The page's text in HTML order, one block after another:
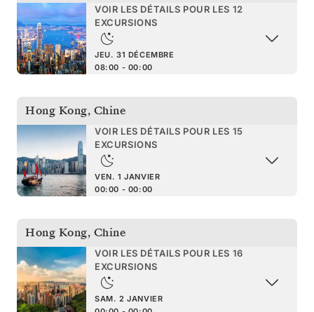
VOIR LES DÉTAILS POUR LES 12
EXCURSIONS
JEU. 31 DÉCEMBRE
08:00 - 00:00
Hong Kong, Chine
VOIR LES DÉTAILS POUR LES 15
EXCURSIONS
VEN. 1 JANVIER
00:00 - 00:00
Hong Kong, Chine
VOIR LES DÉTAILS POUR LES 16
EXCURSIONS
SAM. 2 JANVIER